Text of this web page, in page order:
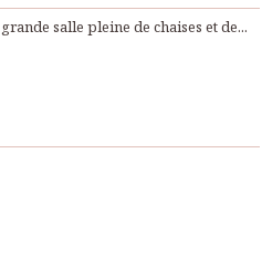
salle pleine de chaises et de...